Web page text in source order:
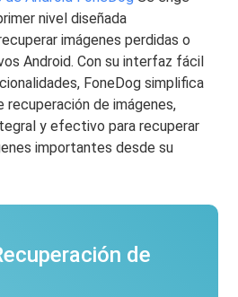
nivel diseñada
imágenes perdidas o
Android. Con su interfaz fácil
FoneDog simplifica
de imágenes,
y efectivo para recuperar
importantes desde su
de